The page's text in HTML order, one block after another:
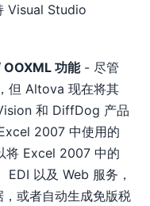
Visual Studio
功能- 尽管
但 Altova 现在将其
和 DiffDog 产品
2007 中使用的
将 Excel 2007 中的
EDI 以及 Web 服务，
或者自动生成免版税